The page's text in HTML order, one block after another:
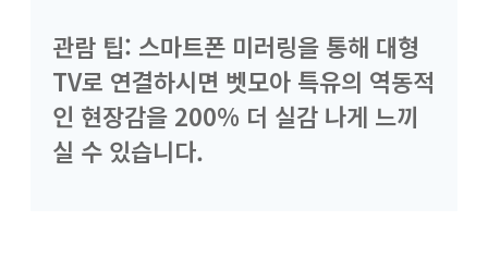
관람 팁: 스마트폰 미러링을 통해 대형
TV로 연결하시면 벳모아 특유의 역동적
인 현장감을 200% 더 실감 나게 느끼
실 수 있습니다.